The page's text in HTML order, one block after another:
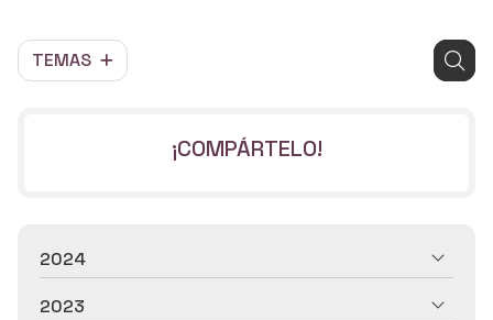
TEMAS
¡COMPÁRTELO!
2024
2023